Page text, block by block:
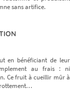
sans artifice.
en bénéficiant de leur
au frais : ni
Ce fruit à cueillir mûr à